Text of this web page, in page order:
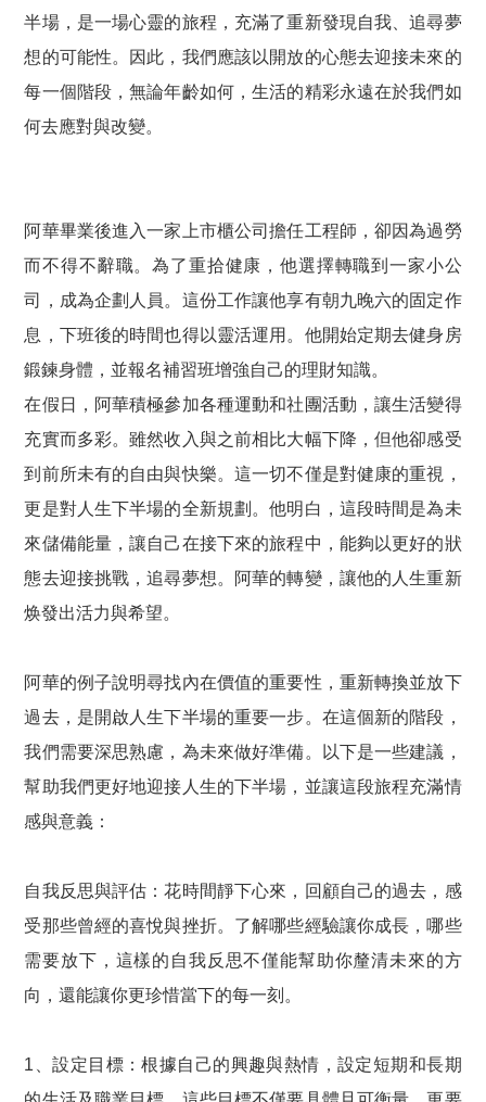
半場，是一場心靈的旅程，充滿了重新發現自我、追尋夢
想的可能性。因此，我們應該以開放的心態去迎接未來的
每一個階段，無論年齡如何，生活的精彩永遠在於我們如
何去應對與改變。
阿華畢業後進入一家上市櫃公司擔任工程師，卻因為過勞
而不得不辭職。為了重拾健康，他選擇轉職到一家小公
司，成為企劃人員。這份工作讓他享有朝九晚六的固定作
息，下班後的時間也得以靈活運用。他開始定期去健身房
鍛鍊身體，並報名補習班增強自己的理財知識。
在假日，阿華積極參加各種運動和社團活動，讓生活變得
充實而多彩。雖然收入與之前相比大幅下降，但他卻感受
到前所未有的自由與快樂。這一切不僅是對健康的重視，
更是對人生下半場的全新規劃。他明白，這段時間是為未
來儲備能量，讓自己在接下來的旅程中，能夠以更好的狀
態去迎接挑戰，追尋夢想。阿華的轉變，讓他的人生重新
焕發出活力與希望。
阿華的例子說明尋找內在價值的重要性，重新轉換並放下
過去，是開啟人生下半場的重要一步。在這個新的階段，
我們需要深思熟慮，為未來做好準備。以下是一些建議，
幫助我們更好地迎接人生的下半場，並讓這段旅程充滿情
感與意義：
自我反思與評估：花時間靜下心來，回顧自己的過去，感
受那些曾經的喜悅與挫折。了解哪些經驗讓你成長，哪些
需要放下，這樣的自我反思不僅能幫助你釐清未來的方
向，還能讓你更珍惜當下的每一刻。
1、設定目標：根據自己的興趣與熱情，設定短期和長期